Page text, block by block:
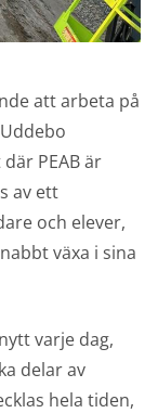
att arbeta på
PEAB är
av ett
och elever,
växa i sina
varje dag,
delar av
hela tiden,